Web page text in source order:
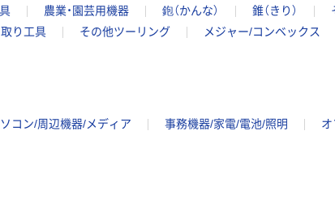
農業・園芸用機器 鉋（かんな） 錐（きり）
り工具 その他ツーリング メジャー/コンベックス
コン/周辺機器/メディア 事務機器/家電/電池/照明